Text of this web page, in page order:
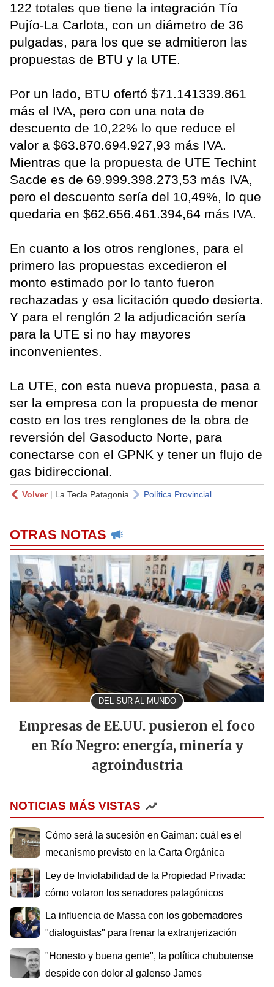
122 totales que tiene la integración Tío
Pujío-La Carlota, con un diámetro de 36
pulgadas, para los que se admitieron las
propuestas de BTU y la UTE.
Por un lado, BTU ofertó $71.141339.861
más el IVA, pero con una nota de
descuento de 10,22% lo que reduce el
valor a $63.870.694.927,93 más IVA.
Mientras que la propuesta de UTE Techint
Sacde es de 69.999.398.273,53 más IVA,
pero el descuento sería del 10,49%, lo que
quedaria en $62.656.461.394,64 más IVA.
En cuanto a los otros renglones, para el
primero las propuestas excedieron el
monto estimado por lo tanto fueron
rechazadas y esa licitación quedo desierta.
Y para el renglón 2 la adjudicación sería
para la UTE si no hay mayores
inconvenientes.
La UTE, con esta nueva propuesta, pasa a
ser la empresa con la propuesta de menor
costo en los tres renglones de la obra de
reversión del Gasoducto Norte, para
conectarse con el GPNK y tener un flujo de
gas bidireccional.
Volver| La Tecla Patagonia Política Provincial
OTRAS NOTAS
DEL SUR AL MUNDO
Empresas de EE.UU. pusieron el foco
en Río Negro: energía, minería y
agroindustria
NOTICIAS MÁS VISTAS
Cómo será la sucesión en Gaiman: cuál es el
mecanismo previsto en la Carta Orgánica
Ley de Inviolabilidad de la Propiedad Privada:
cómo votaron los senadores patagónicos
La influencia de Massa con los gobernadores
"dialoguistas" para frenar la extranjerización
"Honesto y buena gente", la política chubutense
despide con dolor al galenso James